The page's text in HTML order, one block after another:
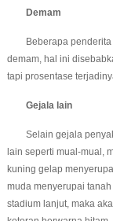
Demam
Beberapa penderita
demam, hal ini
tapi prosentase
Gejala lain
Selain gejala
lain seperti mual-mual,
kuning gelap
muda menyerupai
stadium lanjut, maka